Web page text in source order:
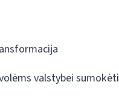
valstybei sumokėti